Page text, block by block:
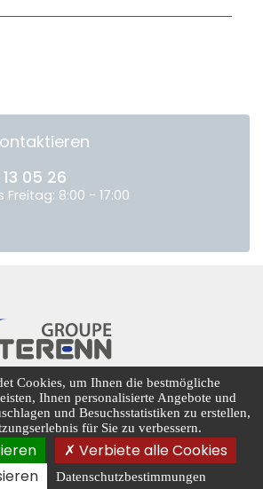
05 26
8:00 - 17:00
Cookies, um Ihnen die bestmögliche
Ihnen personalisierte Angebote und
und Besuchsstatistiken zu erstellen,
für Sie zu verbessern.
Verbiete alle Cookies
Datenschutzbestimmungen